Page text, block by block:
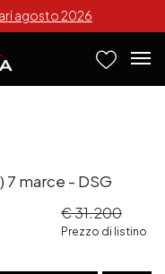
agosto 2026
7 marce - DSG
€ 31.200
Prezzo di listino